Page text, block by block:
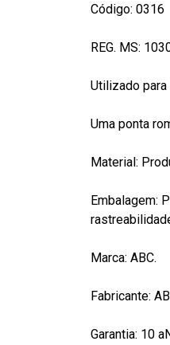
Código: 0316
REG. MS:
Utilizado
Uma ponta
Material:
Embalagem:
Marca: ABC.
Fabricante:
Garantia: 10